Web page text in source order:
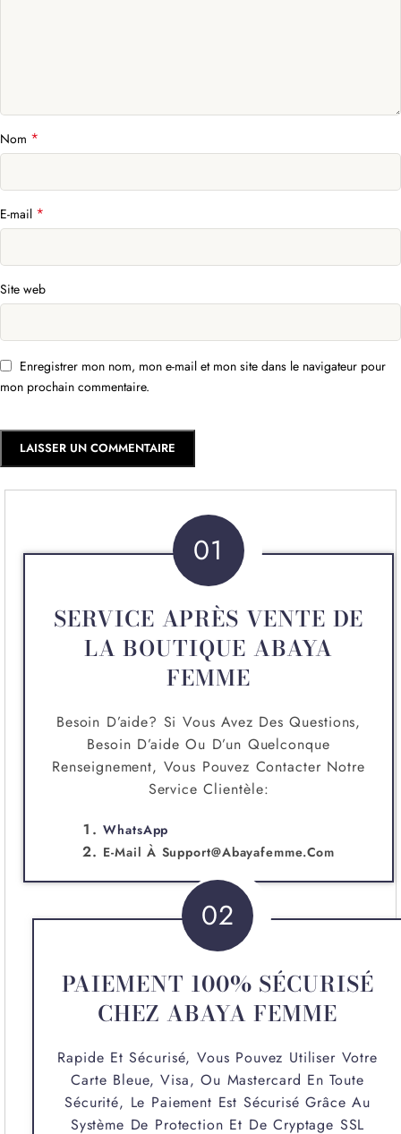
Nom *
E-mail *
Site web
Enregistrer mon nom, mon e-mail et mon site dans le navigateur pour
mon prochain commentaire.
01
SERVICE APRÈS VENTE DE
LA BOUTIQUE ABAYA
FEMME
Besoin D’aide? Si Vous Avez Des Questions,
Besoin D’aide Ou D’un Quelconque
Renseignement, Vous Pouvez Contacter Notre
Service Clientèle:
WhatsApp
E-Mail À Support@abayafemme.com
02
PAIEMENT 100% SÉCURISÉ
CHEZ ABAYA FEMME
Rapide Et Sécurisé, Vous Pouvez Utiliser Votre
Carte Bleue, Visa, Ou Mastercard En Toute
Sécurité, Le Paiement Est Sécurisé Grâce Au
Système De Protection Et De Cryptage SSL